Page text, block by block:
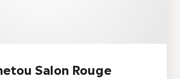
Salon Rouge